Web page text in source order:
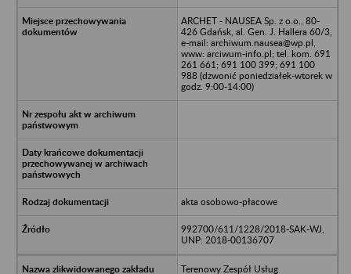
ARCHET - NAUSEA Sp. z o.o., 80-
426 Gdańsk, al. Gen. J. Hallera 60/3,
e-mail: archiwum.nausea@wp.pl,
www: arciwum-info.pl; tel. kom. 691
261 661; 691 100 399; 691 100
988 (dzwonić poniedziałek-wtorek w
godz. 9:00-14:00)
akta osobowo-płacowe
992700/611/1228/2018-SAK-WJ,
UNP: 2018-00136707
Terenowy Zespół Usług